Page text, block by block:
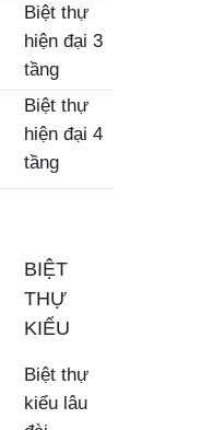
Biệt thự
hiện đại 3
tầng
Biệt thự
hiện đại 4
tầng
BIỆT
THỰ
KIỂU
Biệt thự
kiểu lâu